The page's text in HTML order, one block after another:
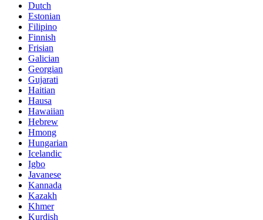
Dutch
Estonian
Filipino
Finnish
Frisian
Galician
Georgian
Gujarati
Haitian
Hausa
Hawaiian
Hebrew
Hmong
Hungarian
Icelandic
Igbo
Javanese
Kannada
Kazakh
Khmer
Kurdish